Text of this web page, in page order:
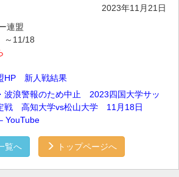
2023年11月21日
連盟
～11/18
HP 新人戦結果
波浪警報のため中止 2023四国大学サッ
戦 高知大学vs松山大学 11月18日
YouTube
覧へ トップページへ